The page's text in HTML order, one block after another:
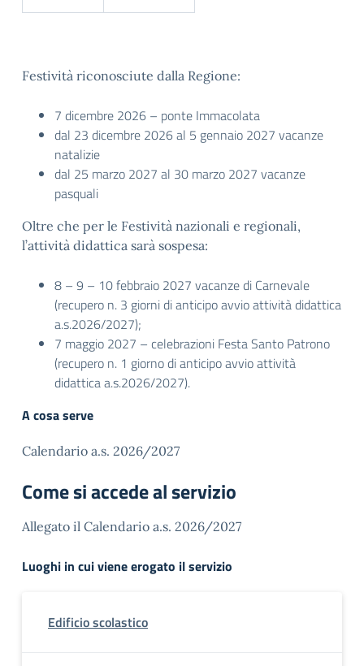
Festività riconosciute dalla Regione:
7 dicembre 2026 – ponte Immacolata
dal 23 dicembre 2026 al 5 gennaio 2027 vacanze
natalizie
dal 25 marzo 2027 al 30 marzo 2027 vacanze
pasquali
Oltre che per le Festività nazionali e regionali,
l’attività didattica sarà sospesa:
8 – 9 – 10 febbraio 2027 vacanze di Carnevale
(recupero n. 3 giorni di anticipo avvio attività didattica
a.s.2026/2027);
7 maggio 2027 – celebrazioni Festa Santo Patrono
(recupero n. 1 giorno di anticipo avvio attività
didattica a.s.2026/2027).
A cosa serve
Calendario a.s. 2026/2027
Come si accede al servizio
Allegato il Calendario a.s. 2026/2027
Luoghi in cui viene erogato il servizio
Edificio scolastico